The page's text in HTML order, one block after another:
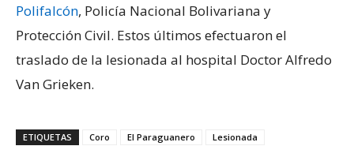
Polifalcón, Policía Nacional Bolivariana y
Protección Civil. Estos últimos efectuaron el
traslado de la lesionada al hospital Doctor Alfredo
Van Grieken.
ETIQUETAS Coro El Paraguanero
Lesionada